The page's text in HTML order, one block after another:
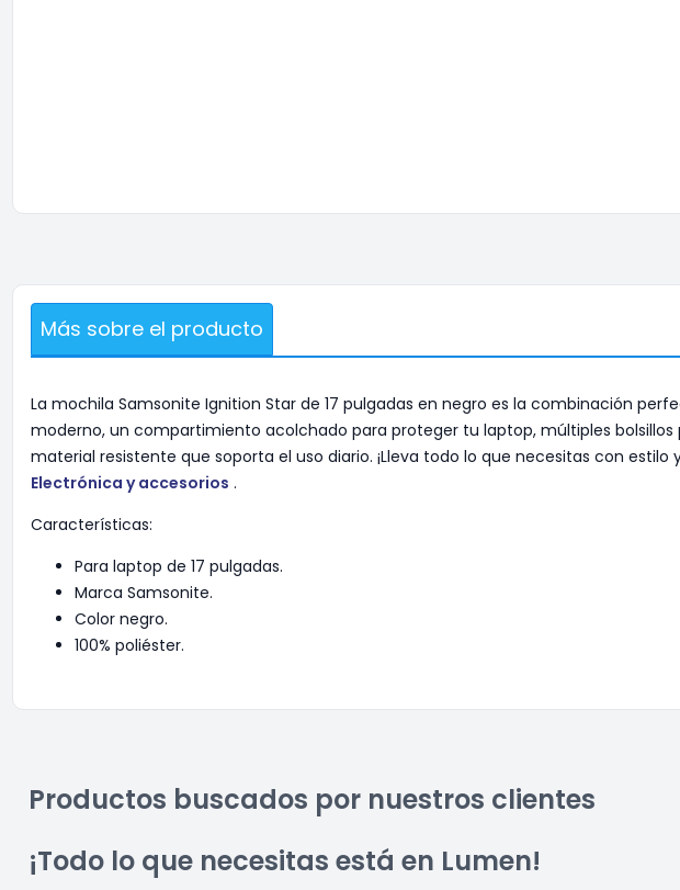
Más sobre el producto
La mochila Samsonite Ignition Star de 17 pulgadas en negro es la combinación
moderno, un compartimiento acolchado para proteger tu laptop, múltiples
material resistente que soporta el uso diario. ¡Lleva todo lo que necesitas con
Electrónica y accesorios .
Características:
Para laptop de 17 pulgadas.
Marca Samsonite.
Color negro.
100% poliéster.
Productos buscados por nuestros clientes
¡Todo lo que necesitas está en Lumen!